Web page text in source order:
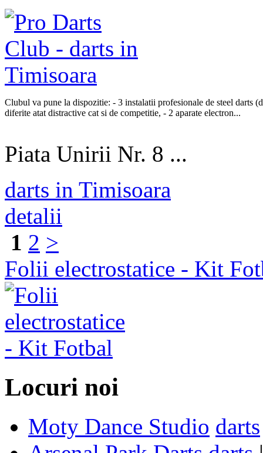
Clubul va pune la dispozitie: - 3 instalatii profesionale de steel darts
diferite atat distractive cat si de competitie, - 2 aparate electron...
Piata Unirii Nr. 8 ...
darts in Timisoara
detalii
1 2 >
Folii electrostatice - Kit
Locuri noi
Moty Dance Studio darts